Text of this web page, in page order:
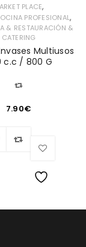
PLACE,
PROFESIONAL,
& RESTAURACIÓN &
CATERING
Multiusos
c.c / 800 G
7.90€